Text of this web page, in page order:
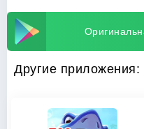
Другие приложения: